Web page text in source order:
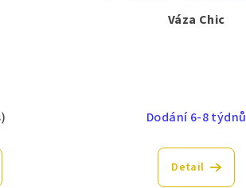
Váza Chic
Dodání 6-8 týdnů
Detail